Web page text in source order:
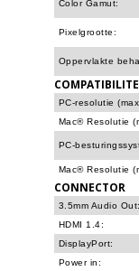
Color Gamut:
Pixelgrootte:
Oppervlakte
PC-resolutie
Mac® Resolutie
PC-
Mac® Resolutie
CONNECTOR
3.5mm Audio Out:
HDMI 1.4:
DisplayPort:
Power in: